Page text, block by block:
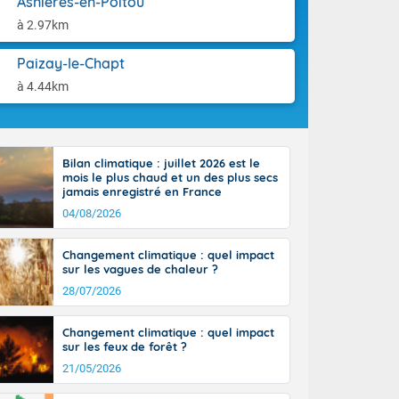
à 2.97km
Paizay-le-Chapt
à 4.44km
ensoleillée,
une
le vent
tramontane
elles
et
sur le
Alpes à
terres et 20
Bilan climatique : juillet 2026 est le
mois le plus chaud et un des plus secs
jamais enregistré en France
04/08/2026
Changement climatique : quel impact
sur les vagues de chaleur ?
28/07/2026
Changement climatique : quel impact
sur les feux de forêt ?
21/05/2026